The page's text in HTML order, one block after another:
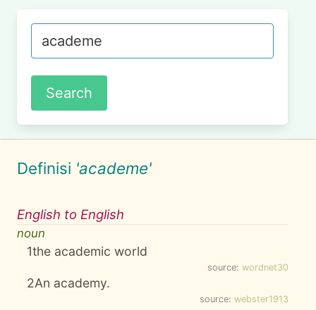
Definisi 'academe'
English to English
noun
1the academic world
source: wordnet30
2An academy.
source: webster1913